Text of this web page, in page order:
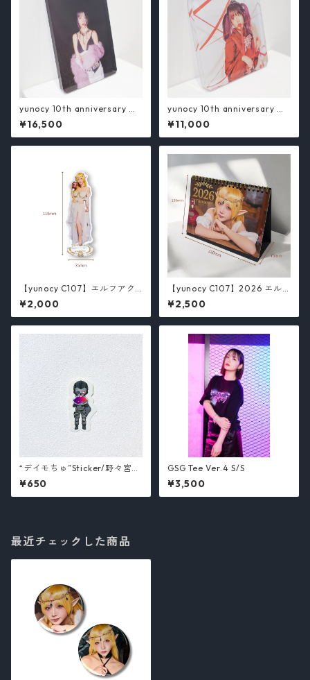
yunocy 10th anniversary ア
クリルブロック（タイプB） /
yunocy
¥16,500
yunocy 10th anniversary ア
クリルブロック（タイプC） /
yunocy
¥11,000
【yunocy C107】エルフアク
スタ
¥2,000
【yunocy C107】2026 エル
フ卓上カレンダー
¥2,500
“デイモちゅ”Sticker/野々宮ミ
カ
¥650
GSG Tee Ver.4 S/S
¥3,500
最近チェックした商品